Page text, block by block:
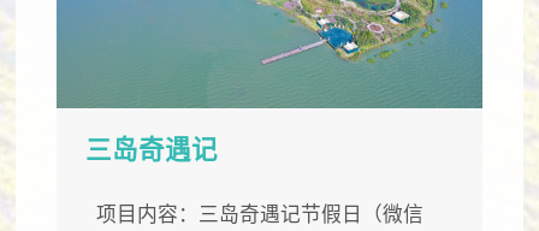
三岛奇遇记
项目内容：三岛奇遇记节假日（微信